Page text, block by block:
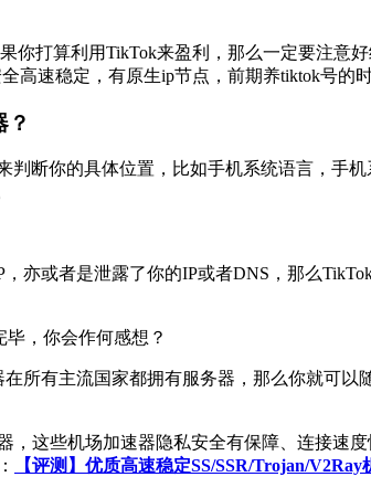
你打算利用TikTok来盈利，那么一定要注意
高速稳定，有原生ip节点，前期养tiktok号的
？
判断你的具体位置，比如手机系统语言，手
亦或者是泄露了你的IP或者DNS，那么
，你会作何感想？
所有主流国家都拥有服务器，那么你就可
，这些机场加速器隐私安全有保障、连接速
【评测】优质高速稳定SS/SSR/Trojan/